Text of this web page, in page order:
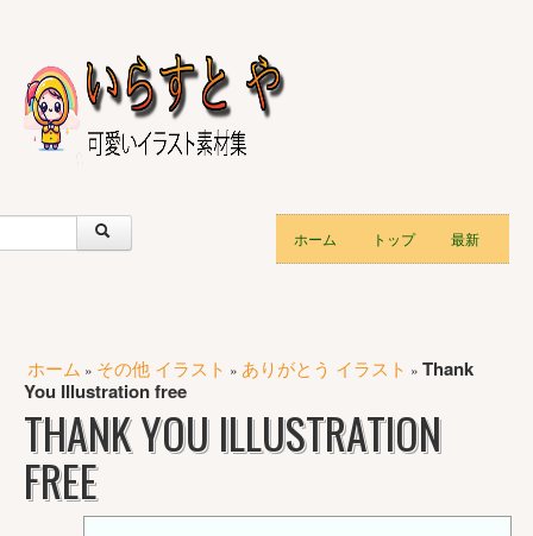
ホーム トップ 最新
ホーム » その他 イラスト » ありがとう イラスト » Thank
You Illustration free
THANK YOU ILLUSTRATION
FREE